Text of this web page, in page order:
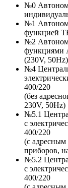
№0
№1
функцией
№2
функциями
(230V, 50Hz)
№4
400/220
(без
230V, 50Hz)
№5.1
с
400/220
(c адресным
приборов,
№5.2
с
400/220